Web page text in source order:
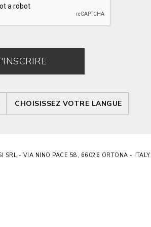
CHOISISSEZ VOTRE LANGUE
SRL - VIA NINO PACE 58, 66026 ORTONA -